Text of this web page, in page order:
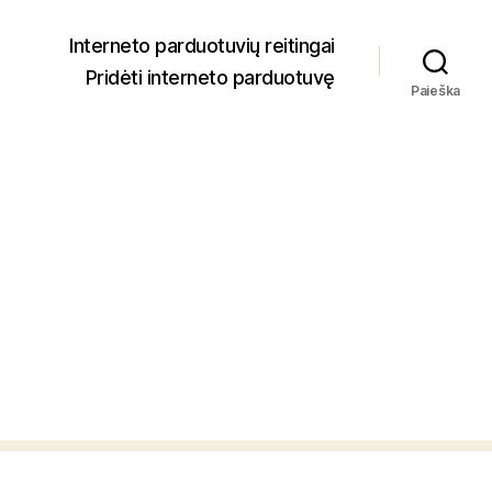
Interneto parduotuvių reitingai
Pridėti interneto parduotuvę
Paieška